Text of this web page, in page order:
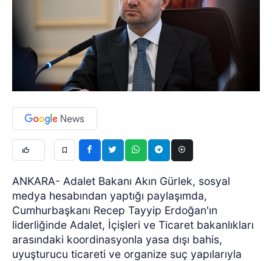
ANKARA- Adalet Bakanı Akın Gürlek, sosyal
medya hesabından yaptığı paylaşımda,
Cumhurbaşkanı Recep Tayyip Erdoğan'ın
liderliğinde Adalet, İçişleri ve Ticaret bakanlıkları
arasındaki koordinasyonla yasa dışı bahis,
uyuşturucu ticareti ve organize suç yapılarıyla